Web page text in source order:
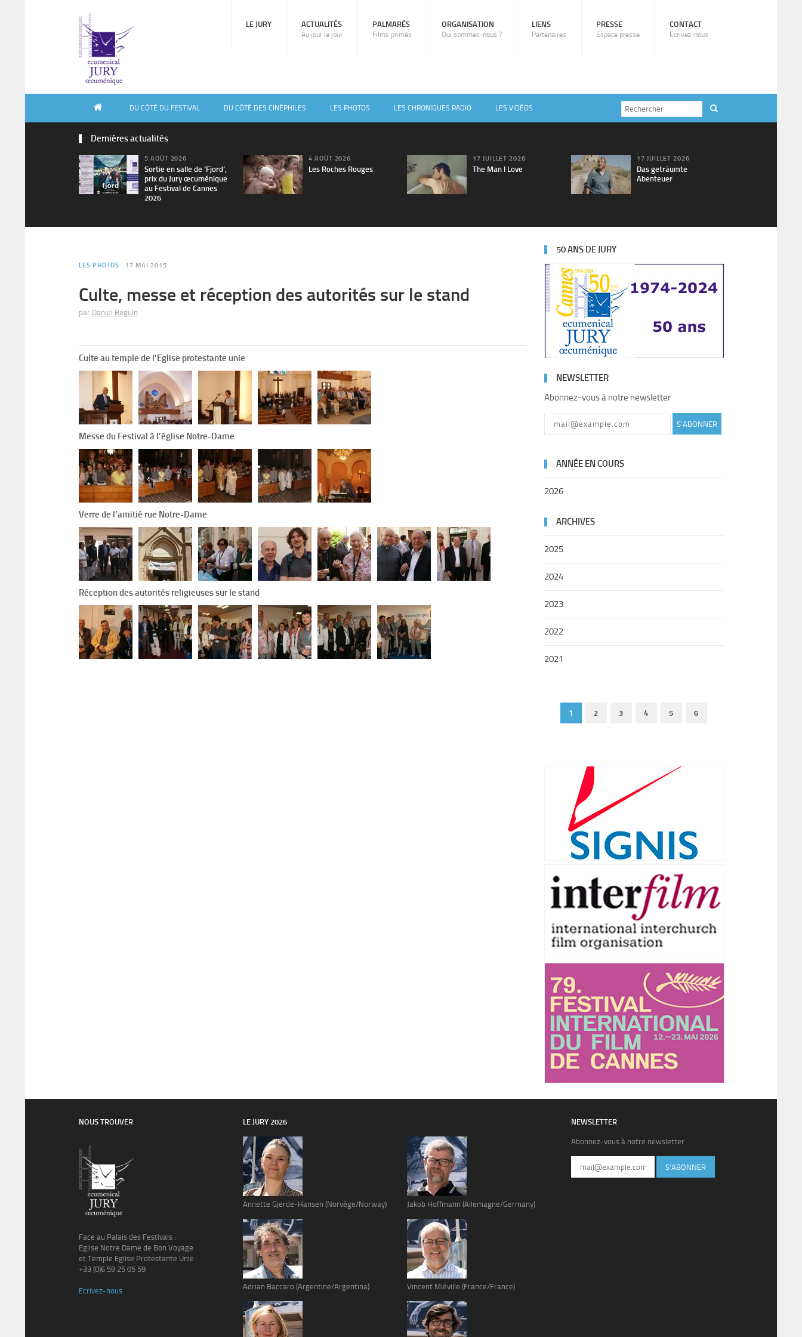
LE JURY ACTUALITÉS
Au jour le jour
PALMARÈS
Films primés
ORGANISATION
Qui sommes-nous ?
LIENS
Partenaires
PRESSE
Espace presse
CONTACT
Ecrivez-nous
DU CÔTÉ DU FESTIVAL DU CÔTÉ DES CINÉPHILES LES PHOTOS LES CHRONIQUES RADIO LES VIDÉOS
Dernières actualités
5 AOÛT 2026
Sortie en salle de ’Fjord’,
prix du Jury œcuménique
au Festival de Cannes
2026
4 AOÛT 2026
Les Roches Rouges
17 JUILLET 2026
The Man I Love
17 JUILLET 2026
Das geträumte
Abenteuer
LES PHOTOS 17 MAI 2015
Culte, messe et réception des autorités sur le stand
par Daniel Beguin
Culte au temple de l’Eglise protestante unie
Messe du Festival à l’église Notre-Dame
Verre de l’amitié rue Notre-Dame
Réception des autorités religieuses sur le stand
50 ANS DE JURY
NEWSLETTER
Abonnez-vous à notre newsletter
S'ABONNER
ANNÉE EN COURS
2026
ARCHIVES
2025
2024
2023
2022
2021
1 2 3 4 5 6
NOUS TROUVER
Face au Palais des Festivals :
Eglise Notre Dame de Bon Voyage
et Temple Eglise Protestante Unie
+33 (0)6 59 25 05 59
Ecrivez-nous
LE JURY 2026
Annette Gjerde-Hansen (Norvège/Norway)
Adrian Baccaro (Argentine/Argentina)
Jakob Hoffmann (Allemagne/Germany)
Vincent Miéville (France/France)
NEWSLETTER
Abonnez-vous à notre newsletter
S'ABONNER